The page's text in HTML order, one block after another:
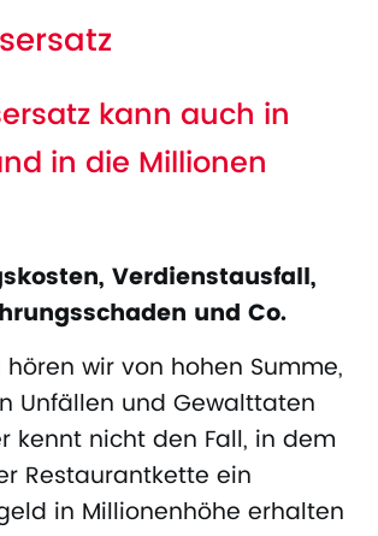
kann auch in
in die Millionen
Verdienstausfall,
und Co.
wir von hohen Summe,
Unfällen und Gewalttaten
kennt nicht den Fall, in dem
Restaurantkette ein
in Millionenhöhe erhalten